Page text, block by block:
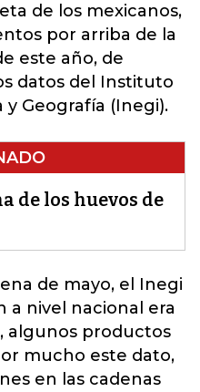
de los mexicanos,
por arriba de la
este año, de
datos del Instituto
y Geografía (Inegi).
de los huevos de
de mayo, el Inegi
a nivel nacional era
algunos productos
mucho este dato,
en las cadenas